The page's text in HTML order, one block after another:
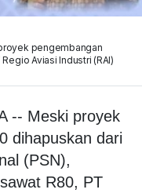
pengembangan
Aviasi Industri (RAI)
-- Meski proyek
dihapuskan dari
(PSN),
R80, PT